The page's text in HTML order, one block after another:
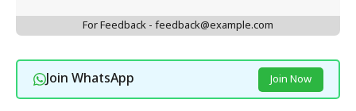
For Feedback - feedback@example.com
Join WhatsApp Join Now